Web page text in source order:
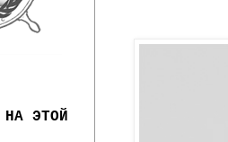
НА ЭТОЙ